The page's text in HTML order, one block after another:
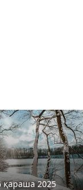
қараша 2025